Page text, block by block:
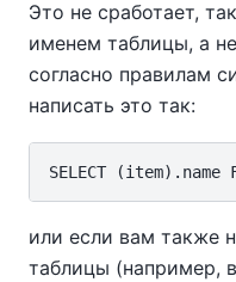
Это не сработает,
именем таблицы, а
согласно правилам
написать это так:
или если вам также
таблицы (например,